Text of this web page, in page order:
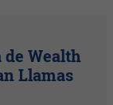
de Wealth
Llamas